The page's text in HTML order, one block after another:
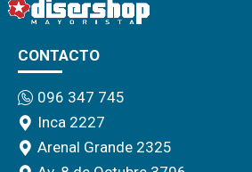
CONTACTO
096 347 745
Inca 2227
Arenal Grande 2325